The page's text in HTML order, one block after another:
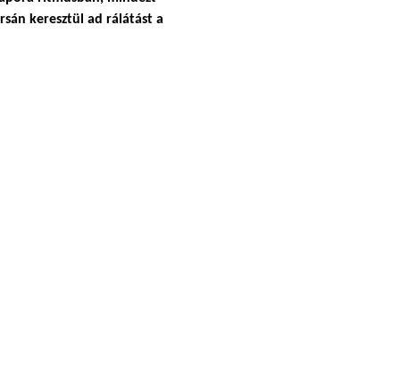
keresztül ad rálátást a